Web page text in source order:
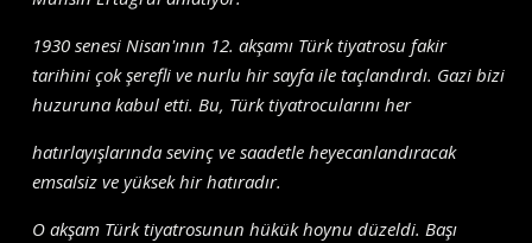
1930 senesi Nisan'ının 12. akşamı Türk tiyatrosu fakir
tarihini çok şerefli ve nurlu hir sayfa ile taçlandırdı. Gazi bizi
huzuruna kabul etti. Bu, Türk tiyatrocularını her
hatırlayışlarında sevinç ve saadetle heyecanlandıracak
emsalsiz ve yüksek hir hatı­radır.
O akşam Türk tiyatrosunun hükük hoynu düzeldi. Başı